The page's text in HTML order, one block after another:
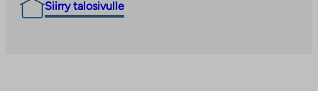
Siirry talosivulle